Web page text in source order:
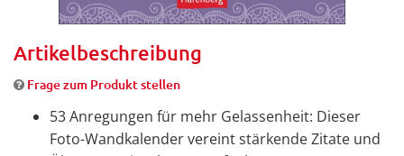
Artikelbeschreibung
Frage zum Produkt stellen
53 Anregungen für mehr Gelassenheit: Dieser
Foto-Wandkalender vereint stärkende Zitate und